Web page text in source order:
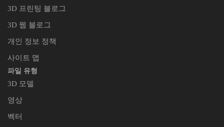
3D 프린팅 블로그
3D 웹 블로그
개인 정보 정책
사이트 맵
파일 유형
3D 모델
영상
벡터